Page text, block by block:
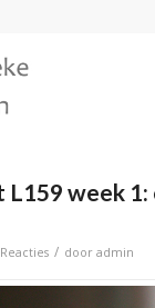
week 1:
/ door admin